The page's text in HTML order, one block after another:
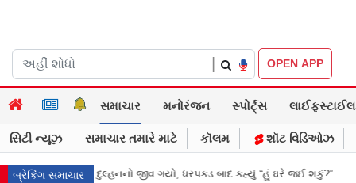
OPEN APP
સમાચાર મનોરંજન સ્પોર્ટ્સ લાઈફસ્ટાઈલ
સિટી ન્યૂઝ સમાચાર તમારે માટે કૉલમ શૉટ વિડિઓઝ
બ્રેકિંગ સમાચાર
બાદ કહ્યું “હું ઘરે જઈ શકું?” ‘હું બાબા બાગેશ્વર નથી...’: IIT દિલ્હીમાં